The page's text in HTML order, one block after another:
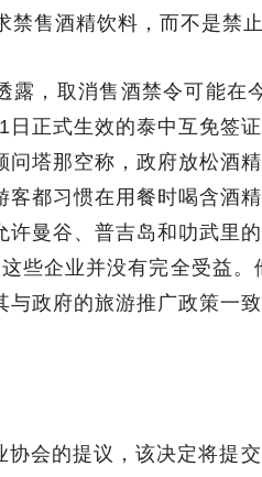
售酒精饮料，而不是禁止
露，取消售酒禁令可能在
正式生效的泰中互免签
塔那空称，政府放松酒
都习惯在用餐时喝含酒
曼谷、普吉岛和叻武里
些企业并没有完全受益。
政府的旅游推广政策一
会的提议，该决定将提